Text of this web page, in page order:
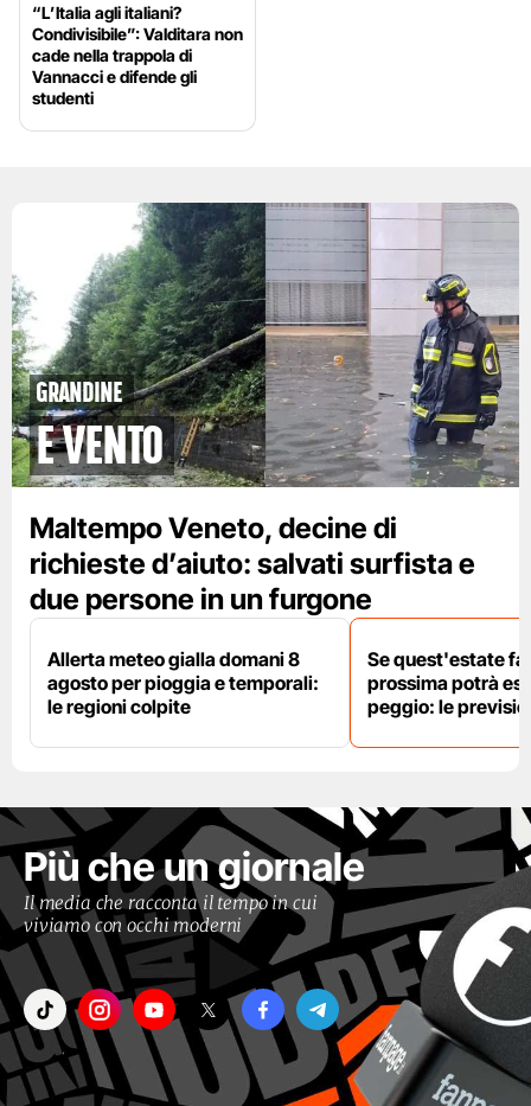
“L’Italia agli italiani?
Condivisibile”: Valditara non
cade nella trappola di
Vannacci e difende gli
studenti
grandine
e vento
Maltempo Veneto, decine di
richieste d’aiuto: salvati surfista e
due persone in un furgone
Allerta meteo gialla domani 8
agosto per pioggia e temporali:
le regioni colpite
Se quest'estate fa
prossima potrà
peggio: le
Più che un giornale
Il media che racconta il tempo in cui
viviamo con occhi moderni